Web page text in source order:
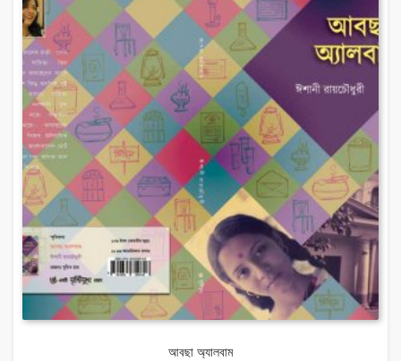
আবছা অ্যালবাম